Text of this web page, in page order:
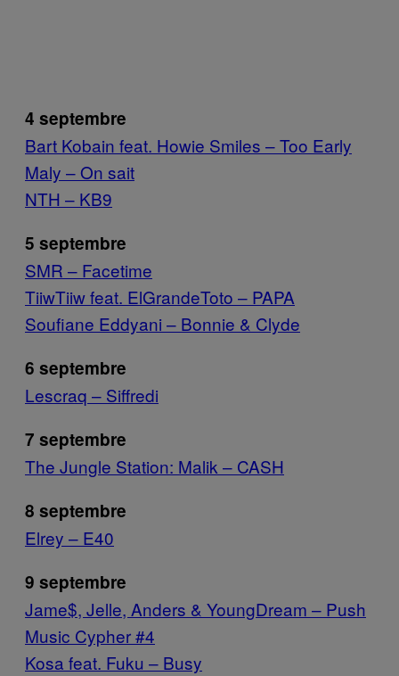
4 septembre
Bart Kobain feat. Howie Smiles – Too Early
Maly – On sait
NTH – KB9
5 septembre
SMR – Facetime
TiiwTiiw feat. ElGrandeToto – PAPA
Soufiane Eddyani – Bonnie & Clyde
6 septembre
Lescraq – Siffredi
7 septembre
The Jungle Station: Malik – CASH
8 septembre
Elrey – E40
9 septembre
Jame$, Jelle, Anders & YoungDream – Push
Music Cypher #4
Kosa feat. Fuku – Busy